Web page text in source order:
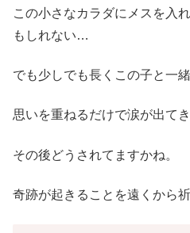
この小さなカラダにメスを入
もしれない…
でも少しでも長くこの子と一
思いを重ねるだけで涙が出て
その後どうされてますかね。
奇跡が起きることを遠くから